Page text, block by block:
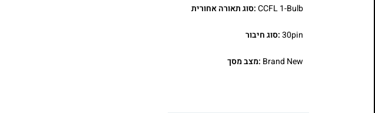
CCFL 1-Bulb:סוג תאורה אחורית
30pin:סוג חיבור
Brand New :מצב מסך